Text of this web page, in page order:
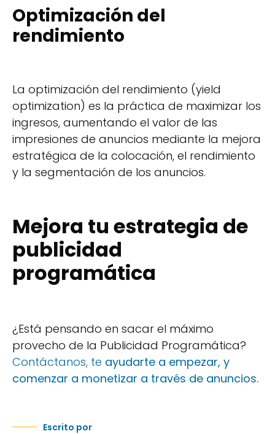
Optimización del
rendimiento
La optimización del rendimiento (yield
optimization) es la práctica de maximizar los
ingresos, aumentando el valor de las
impresiones de anuncios mediante la mejora
estratégica de la colocación, el rendimiento
y la segmentación de los anuncios.
Mejora tu estrategia de
publicidad
programática
¿Está pensando en sacar el máximo
provecho de la Publicidad Programática?
Contáctanos, te ayudarte a empezar, y
comenzar a monetizar a través de anuncios.
Escrito por